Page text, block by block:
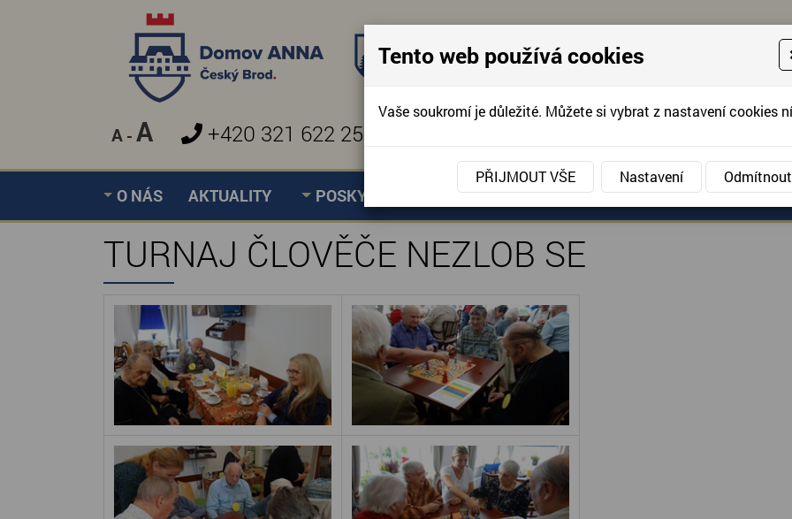
A - A +420 321 622 257 KONTAKTUJTE
O NÁS AKTUALITY POSKYTOVANÉ SLUŽBY AKCE, FOTOGRAFIE
Úvodní stránka » TURNAJ ČLOVĚČE NEZLOB SE
TURNAJ ČLOVĚČE NEZLOB SE
Tento web používá cookies
Vaše soukromí je důležité. Můžete si vybrat z nastavení cookies
PŘIJMOUT VŠE Nastavení Odmítnout